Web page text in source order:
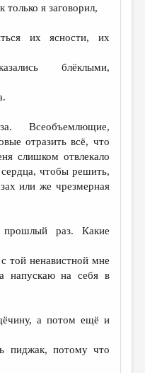
только я заговорил,
их ясности, их
блёклыми,
Всеобъемлющие,
отразить всё, что
слишком отвлекало
сердца, чтобы решить,
или же чрезмерная
раз. Какие
той ненавистной мне
напускаю на себя в
а потом ещё и
пиджак, потому что